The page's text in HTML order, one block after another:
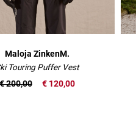
Maloja ZinkenM.
Touring Puffer Vest
€ 120,00
200,00